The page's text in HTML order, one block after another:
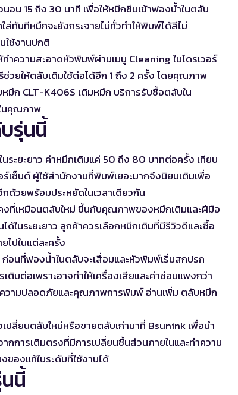
น 15 ถึง 30 นาที เพื่อให้หมึกซึมเข้าฟองน้ำในตลับ
ทันทีหมึกจะยังกระจายไม่ทั่วทำให้พิมพ์ได้สีไม่
ใช้งานปกติ
ความสะอาดหัวพิมพ์ผ่านเมนู Cleaning ในไดรเวอร์
วยให้ตลับเดิมใช้ต่อได้อีก 1 ถึง 2 ครั้ง โดยคุณภาพ
มึก CLT-K406S เติมหมึก บริการรับซื้อตลับใน
นคุณภาพ
รุ่นนี้
ะยะยาว ค่าหมึกเติมแค่ 50 ถึง 80 บาทต่อครั้ง เทียบ
ซ็นต์ ผู้ใช้สำนักงานที่พิมพ์เยอะมากจึงนิยมเติมเพื่อ
ด้วยพร้อมประหยัดในเวลาเดียวกัน
ที่เหมือนตลับใหม่ ขึ้นกับคุณภาพของหมึกเติมและฝีมือ
ในระยะยาว ลูกค้าควรเลือกหมึกเติมที่มีรีวิวดีและซื้อ
ไปในแต่ละครั้ง
อนที่ฟองน้ำในตลับจะเสื่อมและหัวพิมพ์เริ่มสกปรก
มต่อเพราะอาจทำให้เครื่องเสียและค่าซ่อมแพงกว่า
วามปลอดภัยและคุณภาพการพิมพ์ อ่านเพิ่ม ตลับหมึก
ปลี่ยนตลับใหม่หรือขายตลับเก่ามาที่ Bsunink เพื่อนำ
ารเติมตรงที่มีการเปลี่ยนชิ้นส่วนภายในและทำความ
องแท้ในระดับที่ใช้งานได้
นี้